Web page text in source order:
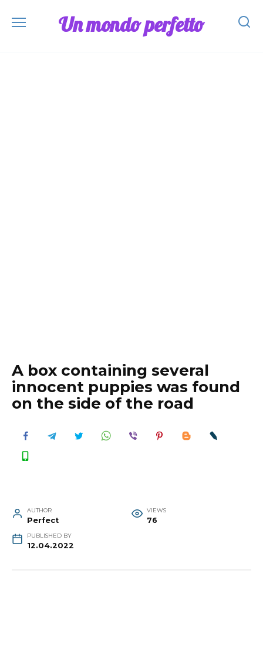
Un mondo perfetto
A box containing several
innocent puppies was found
on the side of the road
AUTHOR
Perfect
VIEWS
76
PUBLISHED BY
12.04.2022